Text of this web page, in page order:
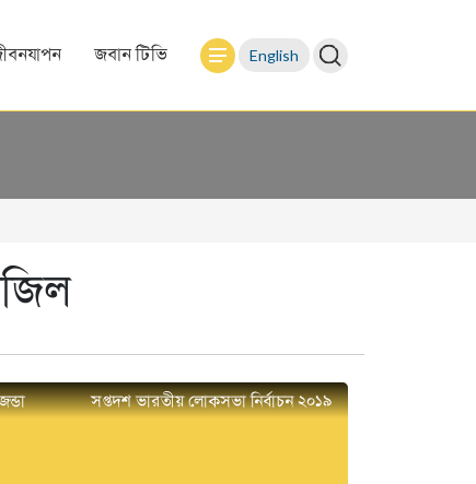
জবান টিভি English
সপ্তদশ ভারতীয় লোকসভা নির্বাচন ২০১৯